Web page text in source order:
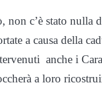
non c’è stato nulla
a causa della
anche i
a loro